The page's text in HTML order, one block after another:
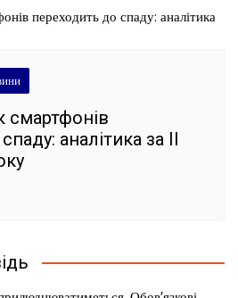
смартфонів
аналітика за II